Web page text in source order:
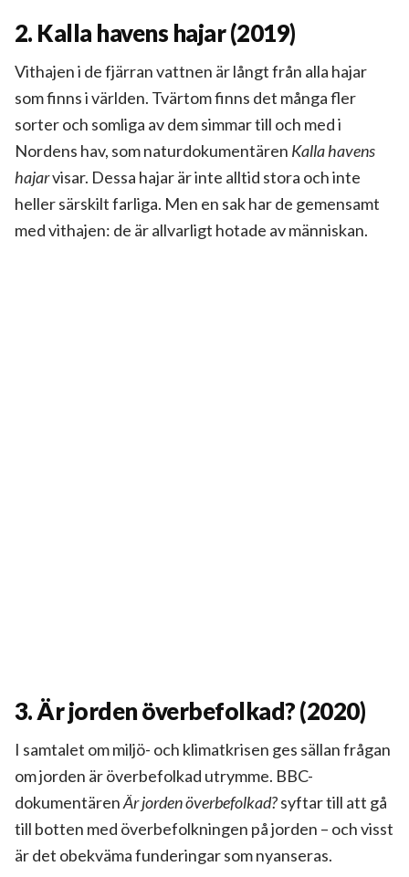
2. Kalla havens hajar (2019)
Vithajen i de fjärran vattnen är långt från alla hajar
som finns i världen. Tvärtom finns det många fler
sorter och somliga av dem simmar till och med i
Nordens hav, som naturdokumentären Kalla havens
hajarvisar. Dessa hajar är inte alltid stora och inte
heller särskilt farliga. Men en sak har de gemensamt
med vithajen: de är allvarligt hotade av människan.
3. Är jorden överbefolkad? (2020)
I samtalet om miljö- och klimatkrisen ges sällan frågan
om jorden är överbefolkad utrymme. BBC-
dokumentärenÄr jorden överbefolkad?syftar till att gå
till botten med överbefolkningen på jorden – och visst
är det obekväma funderingar som nyanseras.